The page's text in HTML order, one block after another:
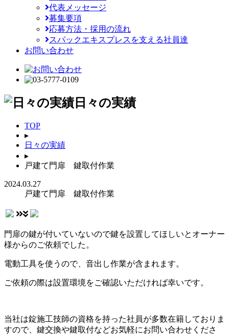
代表メッセージ
募集要項
応募方法・採用の流れ
スパックエキスプレスを支える社員達
お問い合わせ
日々の実績
TOP
▸
日々の実績
▸
戸建て門扉 鍵取付作業
2024.03.27
戸建て門扉 鍵取付作業
門扉の鍵が付いていないので鍵を設置してほしいとオーナー
様からのご依頼でした。
電動工具を使うので、音出し作業が含まれます。
ご依頼の際は設置環境をご確認いただければ幸いです。
当社は錠施工技師の資格を持った社員が多数在籍しておりま
すので、鍵交換や鍵取付などお気軽にお問い合わせくださ